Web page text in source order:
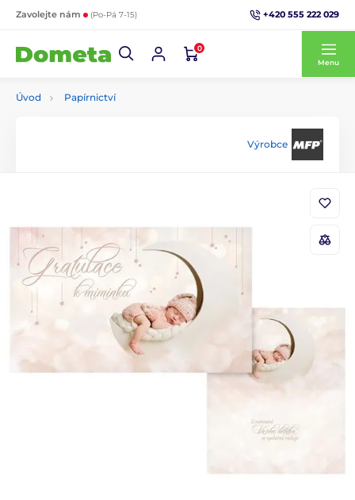
Zavolejte nám (Po-Pá 7-15) +420 555 222 029
0
Menu
Úvod Papírnictví
Výrobce